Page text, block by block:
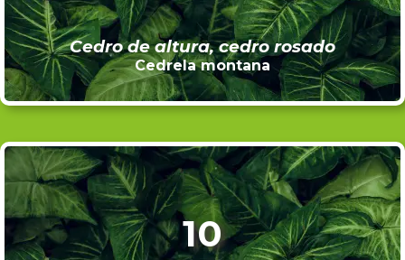
Cedro de altura, cedro rosado
Cedrela montana
10